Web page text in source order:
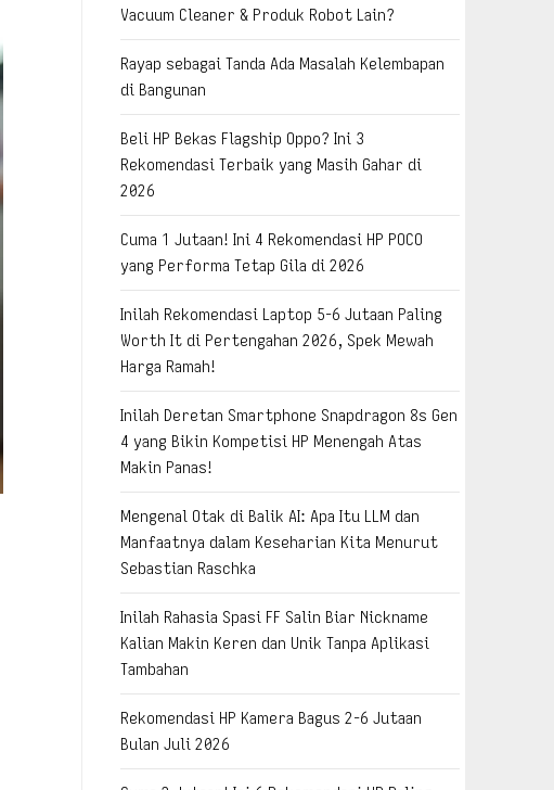
Vacuum Cleaner & Produk Robot Lain?
Rayap sebagai Tanda Ada Masalah Kelembapan
di Bangunan
Beli HP Bekas Flagship Oppo? Ini 3
Rekomendasi Terbaik yang Masih Gahar di
2026
Cuma 1 Jutaan! Ini 4 Rekomendasi HP POCO
yang Performa Tetap Gila di 2026
Inilah Rekomendasi Laptop 5-6 Jutaan Paling
Worth It di Pertengahan 2026, Spek Mewah
Harga Ramah!
Inilah Deretan Smartphone Snapdragon 8s Gen
4 yang Bikin Kompetisi HP Menengah Atas
Makin Panas!
Mengenal Otak di Balik AI: Apa Itu LLM dan
Manfaatnya dalam Keseharian Kita Menurut
Sebastian Raschka
Inilah Rahasia Spasi FF Salin Biar Nickname
Kalian Makin Keren dan Unik Tanpa Aplikasi
Tambahan
Rekomendasi HP Kamera Bagus 2-6 Jutaan
Bulan Juli 2026